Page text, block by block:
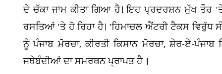
ਦੇ ਚੱਕਾ ਜਾਮ ਕੀਤਾ ਗਿਆ ਹੈ। ਇਹ ਪ੍ਰਦਰਸ਼ਨ ਮੁੱਖ ਤੌਰ
ਰਸਤਿਆਂ 'ਤੇ ਹੋ ਰਿਹਾ ਹੈ। 'ਹਿਮਾਚਲ ਐਂਟਰੀ ਟੈਕਸ
ਨੂੰ ਪੰਜਾਬ ਮੋਰਚਾ, ਕੀਰਤੀ ਕਿਸਾਨ ਮੋਰਚਾ, ਸ਼ੇਰ-ਏ-
ਜਥੇਬੰਦੀਆਂ ਦਾ ਸਮਰਥਨ ਪ੍ਰਾਪਤ ਹੈ ।